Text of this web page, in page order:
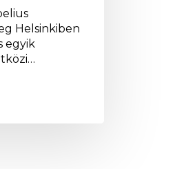
Helsinkiben
egyik